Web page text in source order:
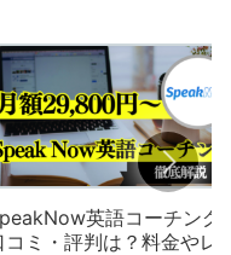
英語コーチング
コミ・評判は？料金やレ